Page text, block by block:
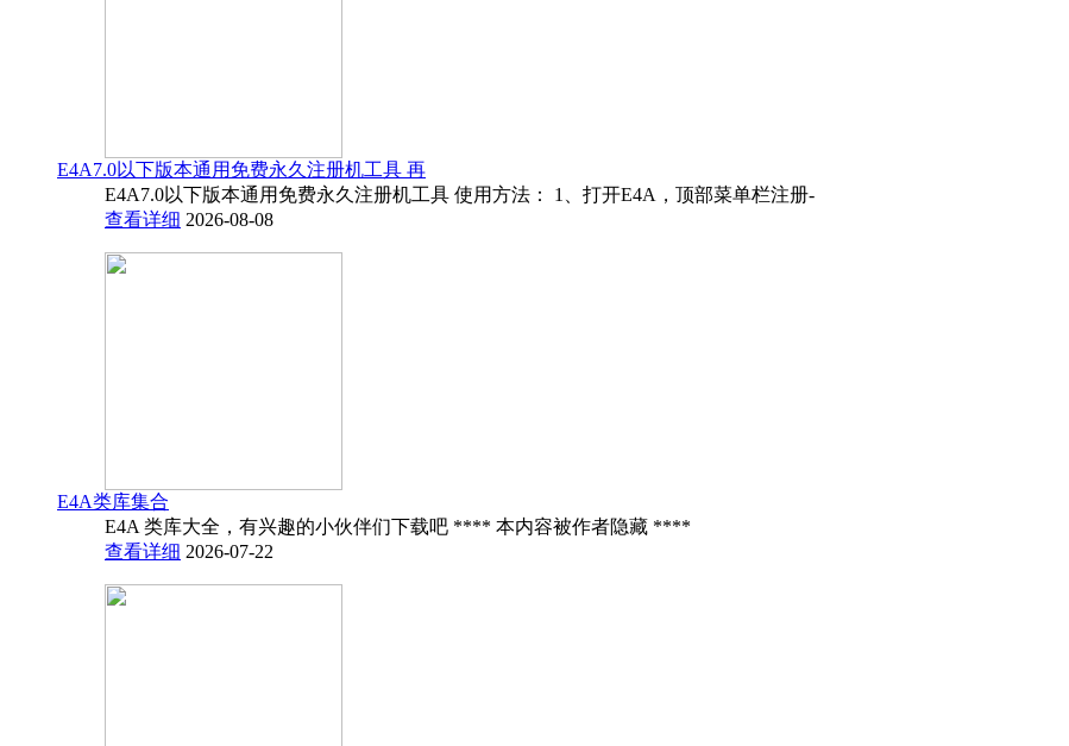
E4A7.0以下版本通用免费永久注册机工具 再
E4A7.0以下版本通用免费永久注册机工具 使用方法： 1、打开E4A，顶部菜单栏注册-
查看详细 2026-08-08
E4A类库集合
E4A 类库大全，有兴趣的小伙伴们下载吧 **** 本内容被作者隐藏 ****
查看详细 2026-07-22